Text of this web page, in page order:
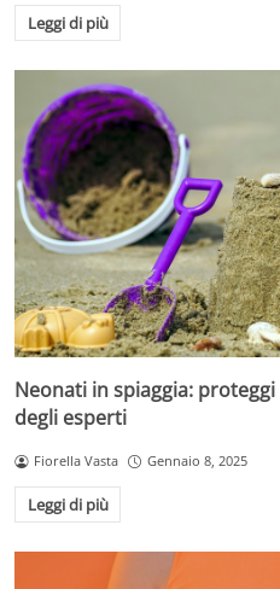
Leggi di più
Neonati in spiaggia:
degli esperti
Fiorella Vasta Gennaio 8, 2025
Leggi di più